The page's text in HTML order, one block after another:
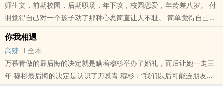
师生文，前期校园，后期职场，年下攻，校园恋爱，年龄差八岁。 付
羽觉得自己对一个孩子动了那种心思简直让人不耻。 简单觉得自己对
本站提示：各位书友要是觉得《等等我》还不错的话请不要忘记向您
QQ群和微博里的朋友推荐哦！
你我相遇
高辣
全本
万慕青做的最后悔的决定就是瞒着穆杉举办了婚礼，而后让她一走三
年 穆杉最后悔的决定是认识了万慕青 穆杉：“我们以后可能连朋友都